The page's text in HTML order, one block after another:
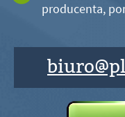
producenta,